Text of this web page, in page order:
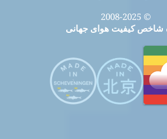
© 2008-2025
شاخص کیفیت هوای جهانی